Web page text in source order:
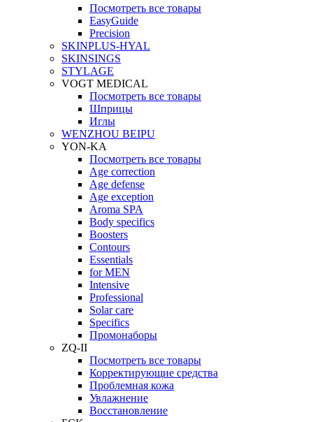
Посмотреть все товары
EasyGuide
Precision
SKINPLUS-HYAL
SKINSINGS
STYLAGE
VOGT MEDICAL
Посмотреть все товары
Шприцы
Иглы
WENZHOU BEIPU
YON-KA
Посмотреть все товары
Age correction
Age defense
Age exception
Aroma SPA
Body specifics
Boosters
Contours
Essentials
for MEN
Intensive
Professional
Solar care
Specifics
Промонаборы
ZQ-II
Посмотреть все товары
Корректирующие средства
Проблемная кожа
Увлажнение
Восстановление